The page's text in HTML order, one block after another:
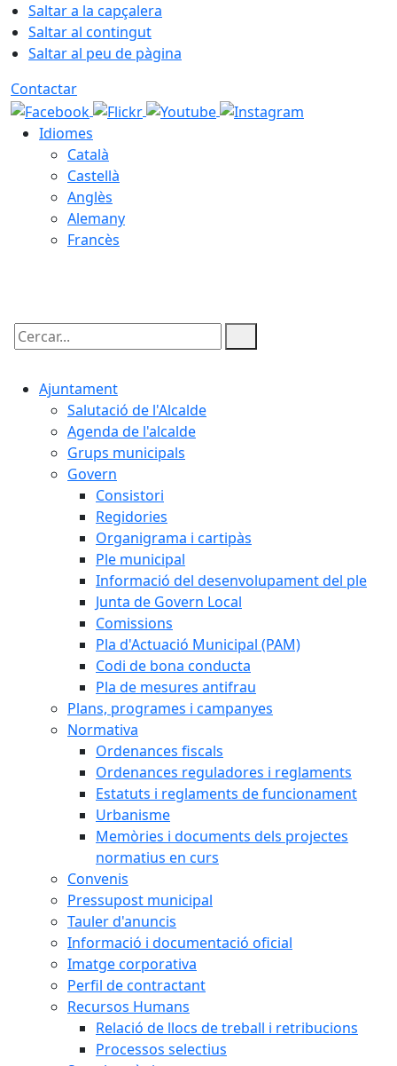
Saltar a la capçalera
Saltar al contingut
Saltar al peu de pàgina
Contactar
Idiomes
Català
Castellà
Anglès
Alemany
Francès
Cercar:
Ajuntament
Salutació de l'Alcalde
Agenda de l'alcalde
Grups municipals
Govern
Consistori
Regidories
Organigrama i cartipàs
Ple municipal
Informació del desenvolupament del ple
Junta de Govern Local
Comissions
Pla d'Actuació Municipal (PAM)
Codi de bona conducta
Pla de mesures antifrau
Plans, programes i campanyes
Normativa
Ordenances fiscals
Ordenances reguladores i reglaments
Estatuts i reglaments de funcionament
Urbanisme
Memòries i documents dels projectes
normatius en curs
Convenis
Pressupost municipal
Tauler d'anuncis
Informació i documentació oficial
Imatge corporativa
Perfil de contractant
Recursos Humans
Relació de llocs de treball i retribucions
Processos selectius